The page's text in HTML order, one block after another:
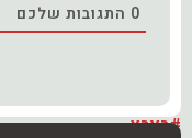
0 התגובות שלכם
#בארץ